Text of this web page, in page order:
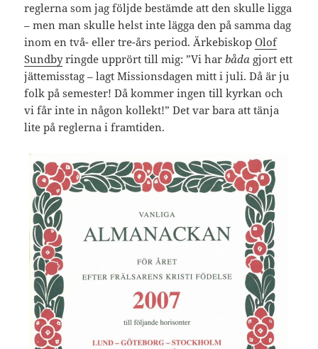
reglerna som jag följde bestämde att den skulle ligga
– men man skulle helst inte lägga den på samma dag
inom en två- eller tre-års period. ÄrkebiskopOlof
Sundbyringde upprört till mig: ”Vi harbåda gjort ett
jättemisstag – lagt Missionsdagen mitt i juli. Då är ju
folk på semester! Då kommer ingen till kyrkan och
vi får inte in någon kollekt!” Det var bara att tänja
lite på reglerna i framtiden.